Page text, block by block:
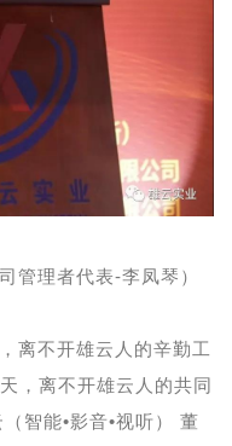
管理者代表-李凤琴）
离不开雄云人的辛勤工
，离不开雄云人的共同
智能•影音•视听） 董